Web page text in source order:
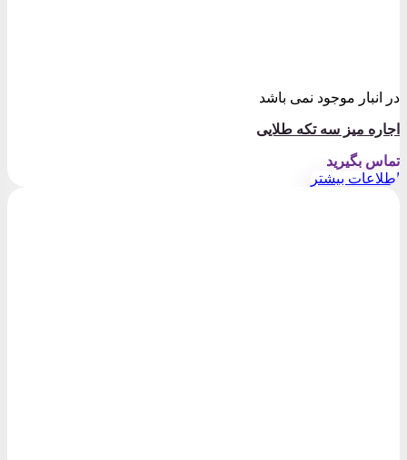
در انبار موجود نمی باشد
اجاره میز سه تکه طلایی
تماس بگیرید
اطلاعات بیشتر